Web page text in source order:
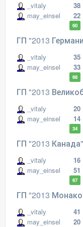
_vitaly 38
may_einsel
22
60
ГП "2013
_vitaly 35
may_einsel
33
68
ГП "2013
_vitaly 20
may_einsel
14
34
ГП "2013
_vitaly 16
may_einsel
51
67
ГП "2013
_vitaly 41
may_einsel
20